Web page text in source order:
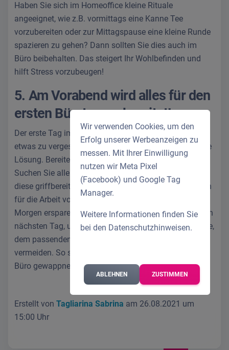
Haben Sie sich im Homeoffice kleine Rituale
angeeignet, wie z.B. vormittags eine Kanne Tee
vorzubereiten oder zur Mittagspause eine kleine Runde
spazieren zu gehen? Dann sollten Sie dies auch im
Büro beibehalten. Das steigert Ihr Wohlbefinden und
hilft Stress vorzubeugen!
5. Am Vorabend wird alles für den
ersten Bürotag vorbereitet!
Der erste Tag im Büro steht an und Sie haben Angst
etwas zu vergessen? Hierfür gibt es eine ganz einfache
Lösung. Bereiten Sie alles fürs Büro am Vorabend vor.
Suchen Sie alle Unterlagen zusammen und stellen Sie
diese griffbereit an Ihre Tür. Bereiten Sie auch Ihr Essen
für die Arbeit vor, sodass Sie sich diesen Stress am
Morgen ersparen. Richten Sie sich Ihre Kleidung für den
nächsten Tag, um die Suche nach der passenden Bluse,
dem passenden Hemd oder der passenden Hose zu
vermeiden. So sind Sie optimal für Ihre Rückkehr ins
Büro gewappnet!
Erstellt von Tagliarina Sabrina am 26.08.2021 um
15:00 Uhr
Wir verwenden Cookies, um den
Erfolg unserer Werbeanzeigen zu
messen. Mit Ihrer Einwilligung
nutzen wir Meta Pixel
(Facebook) und Google Tag
Manager.
Weitere Informationen finden Sie
bei den Datenschutzhinweisen.
ABLEHNEN ZUSTIMMEN